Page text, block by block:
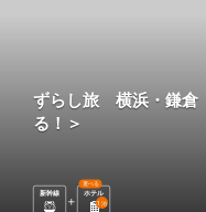
ずらし旅 横浜・鎌倉
る！＞
新幹線 ホテル
選べる
1 泊